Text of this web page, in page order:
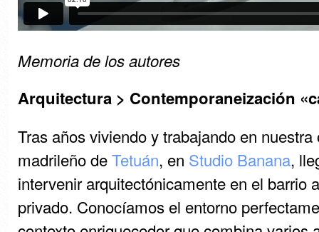
Memoria de los autores
Arquitectura > Contemporaneización
Tras años viviendo y trabajando en
madrileño deTetuán, en Studio Banana,
intervenir arquitectónicamente en el barrio
privado. Conocíamos el entorno